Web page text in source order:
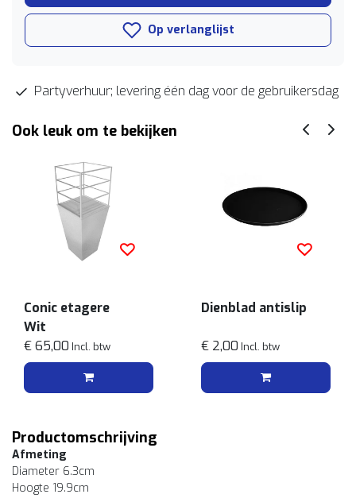
Op verlanglijst
Partyverhuur; levering één dag voor de gebruikersdag
Ook leuk om te bekijken
Conic etagere
Wit
€ 65,00 Incl. btw
Dienblad antislip
€ 2,00 Incl. btw
Productomschrijving
Afmeting
Diameter 6.3cm
Hoogte 19.9cm